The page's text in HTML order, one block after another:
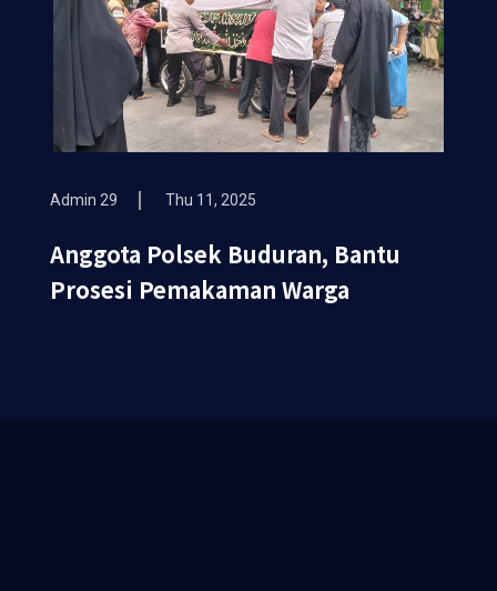
Admin 29 Thu 11, 2025
Anggota Polsek Buduran, Bantu
Prosesi Pemakaman Warga